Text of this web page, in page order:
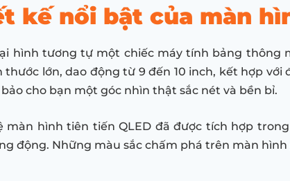
kế nổi bật của màn
hình tương tự một chiếc máy tính bảng thông
thước lớn, dao động từ 9 đến 10 inch, kết hợp với
cho bạn một góc nhìn thật sắc nét và bền bỉ.
màn hình tiên tiến QLED đã được tích hợp
động. Những màu sắc chấm phá trên màn